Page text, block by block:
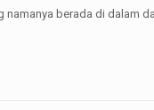
berada di